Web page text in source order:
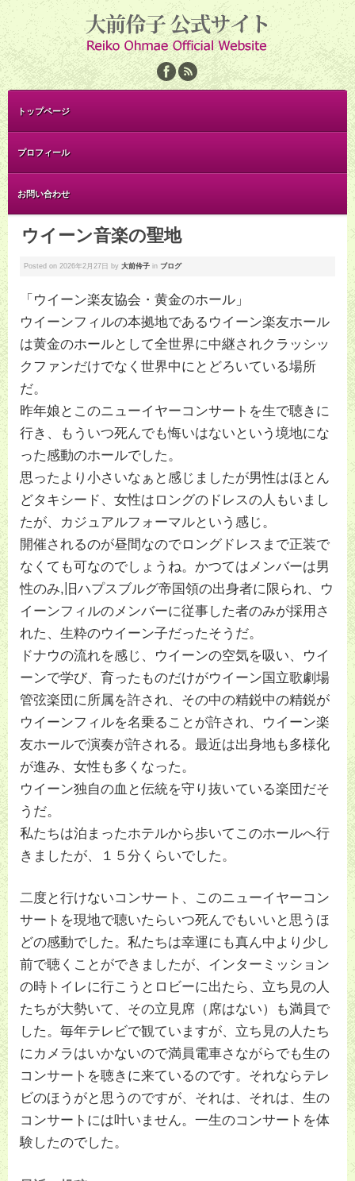
トップページ
プロフィール
お問い合わせ
ウイーン音楽の聖地
Posted on 2026年2月27日 by 大前伶子 in ブログ
「ウイーン楽友協会・黄金のホール」
ウイーンフィルの本拠地であるウイーン楽友ホール
は黄金のホールとして全世界に中継されクラッシッ
クファンだけでなく世界中にとどろいている場所
だ。
昨年娘とこのニューイヤーコンサートを生で聴きに
行き、もういつ死んでも悔いはないという境地にな
った感動のホールでした。
思ったより小さいなぁと感じましたが男性はほとん
どタキシード、女性はロングのドレスの人もいまし
たが、カジュアルフォーマルという感じ。
開催されるのが昼間なのでロングドレスまで正装で
なくても可なのでしょうね。かつてはメンバーは男
性のみ,旧ハプスブルグ帝国領の出身者に限られ、ウ
イーンフィルのメンバーに従事した者のみが採用さ
れた、生粋のウイーン子だったそうだ。
ドナウの流れを感じ、ウイーンの空気を吸い、ウイ
ーンで学び、育ったものだけがウイーン国立歌劇場
管弦楽団に所属を許され、その中の精鋭中の精鋭が
ウイーンフィルを名乗ることが許され、ウイーン楽
友ホールで演奏が許される。最近は出身地も多様化
が進み、女性も多くなった。
ウイーン独自の血と伝統を守り抜いている楽団だそ
うだ。
私たちは泊まったホテルから歩いてこのホールへ行
きましたが、１５分くらいでした。
二度と行けないコンサート、このニューイヤーコン
サートを現地で聴いたらいつ死んでもいいと思うほ
どの感動でした。私たちは幸運にも真ん中より少し
前で聴くことができましたが、インターミッション
の時トイレに行こうとロビーに出たら、立ち見の人
たちが大勢いて、その立見席（席はない）も満員で
した。毎年テレビで観ていますが、立ち見の人たち
にカメラはいかないので満員電車さながらでも生の
コンサートを聴きに来ているのです。それならテレ
ビのほうがと思うのですが、それは、それは、生の
コンサートには叶いません。一生のコンサートを体
験したのでした。